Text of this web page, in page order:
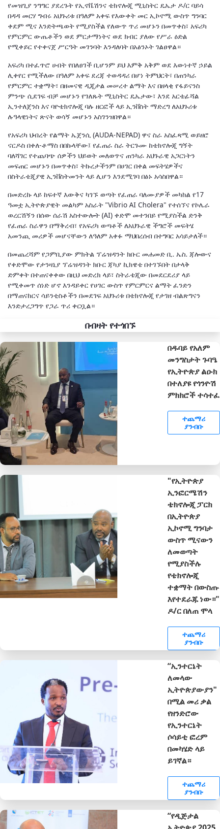
የመዝጊያ ንግግር ያደረጉት የኢኖቬሽንና ቴክኖሎጂ ሚኒስትር ዴኤታ ዶ/ር ባይሳ
በዳዳ መርሃ ግብሩ አህጉሪቱ በዓለም አቀፍ የእውቀት መር ኢኮኖሚ ውስጥ ግንባር
ቀደም ሚና እንድትጫወት የሚያስችል የለውጥ ጥሪ መሆኑን በመጥቀስ፣ አፍሪካ
የምርምር ውጤቶችን ወደ ምርታማነትና ወደ ክብር ያለው የሥራ ዕድል
የሚቀይር የተቀናጀ ሥርዓት መገንባት እንዳለባት በአፅንኦት ገልፀዋል።
አፍሪካ በተፈጥሮ ሀብት የበለፀገች ቢሆንም ይህ እምቅ አቅም ወደ እውነተኛ ኃይል
ሊቀየር የሚችለው በዓለም አቀፍ ደረጃ ተወዳዳሪ በሆነ ትምህርት፣ በጠንካራ
የምርምር ተቋማት፣ በዘመናዊ ዲጂታል መሠረተ ልማት እና በዘላቂ የፋይናንስ
ምንጭ ሲደገፍ ብቻ መሆኑን የገለጹት ሚኒስትር ዴኤታው፣ እንደ አርቴፊሻል
ኢንተለጀንስ እና ባዮቴክኖሎጂ ባሉ ዘርፎች ላይ ኢንቨስት ማድረግ ለአህጉሪቱ
ሉዓላዊነትና ጽናት ወሳኝ መሆኑን አስገንዝበዋል።
የአፍሪካ ህብረት የልማት ኤጀንሲ (AUDA-NEPAD) ዋና ስራ አስፈጻሚ ወይዘሮ
ናርዶስ በቀለ-ቶማስ በበኩላቸው፤ የፈጠራ ስራ ትርጉሙ ከቴክኖሎጂ ግኝት
ባለሻገር የተጨባጭ ሰዎችን ህይወት መለወጥና ጠንካራ አህጉራዊ አጋርነትን
መፍጠር መሆኑን በመጥቀስ፣ ትኩረታችንም በሀገር በቀል መፍትሄዎችና
በስትራቴጂያዊ ኢንቨስትመንት ላይ ሊሆን እንደሚገባ በፅኑ አሳስበዋል።
በመድረኩ ላይ ከፍተኛ እውቅና ካገኙ ወጣት የፈጠራ ባለሙያዎች መካከል የ17
ዓመቷ ኢትዮጵያዊት መልካም አስራት "Vibrio AI Cholera" የተሰኘና የኮሌራ
ወረርሽኝን በሰው ሰራሽ አስተውሎት (AI) ቀድሞ መተንበይ የሚያስችል ድንቅ
የፈጠራ ስራዋን በማቅረብ፣ የአፍሪካ ወጣቶች ለአህጉራዊ ችግሮች መፍትሄ
አመንጪ መሪዎች መሆናቸውን ለዓለም አቀፉ ማህበረሰብ በተግባር አሳይታለች።
በመጨረሻም የጋምቢያው ምክትል ፕሬዝዳንት ክቡር መሐመድ ቢ. ኤስ. ጃሎውና
የቀድሞው የታንዛኒያ ፕሬዝዳንት ክቡር ጃካያ ኪክዌቴ በተገኙበት በታላቅ
ድምቀት በተጠናቀቀው በዚህ መድረክ ላይ፣ ስትራቴጂው በመደርደሪያ ላይ
የሚቀመጥ ሰነድ ሆኖ እንዳይቀር የሀገር ውስጥ የምርምርና ልማት ፈንድን
በማጠናከርና ሳይንቲስቶችን በመደገፍ አህጉሪቱ በቴክኖሎጂ የታገዘ ብልጽግናን
እንድታረጋግጥ የጋራ ጥሪ ቀርቧል።
በብዛት የተጎበኙ
በዱባይ የአለም
መንግስታት ጉባዔ
የኢትዮጵያ ልዑክ
በተለያዩ የጎንዮሽ
ምክክሮች ተሳተፈ
ተጨማሪ
ያንብቡ
"የኢትዮጵያ
ኢንፎርሜሽን
ቴክኖሎጂ ፓርክ
በኢትዮጵያ
ኢኮኖሚ ግንባታ
ውስጥ ሚናውን
ለመወጣት
የሚያስችሉ
የቴክኖሎጂ
ተቋማት በውስጡ
እየተደራጁ ነው።"
ዶ/ር በለጠ ሞላ
ተጨማሪ
ያንብቡ
“ኢንተርኔት
ለመላው
ኢትዮጵያውያን"
በሚል መሪ ቃል
የዘንድሮው
የኢንተርኔት
ሶሳይቲ ፎረም
በመካሄድ ላይ
ይገኛል።
ተጨማሪ
ያንብቡ
“የዲጅታል